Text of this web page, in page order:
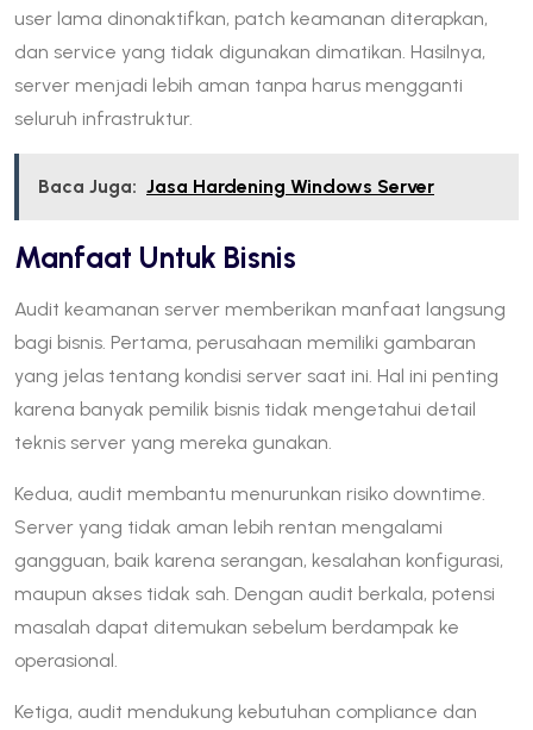
user lama dinonaktifkan, patch keamanan diterapkan,
dan service yang tidak digunakan dimatikan. Hasilnya,
server menjadi lebih aman tanpa harus mengganti
seluruh infrastruktur.
Baca Juga: Jasa Hardening Windows Server
Manfaat Untuk Bisnis
Audit keamanan server memberikan manfaat langsung
bagi bisnis. Pertama, perusahaan memiliki gambaran
yang jelas tentang kondisi server saat ini. Hal ini penting
karena banyak pemilik bisnis tidak mengetahui detail
teknis server yang mereka gunakan.
Kedua, audit membantu menurunkan risiko downtime.
Server yang tidak aman lebih rentan mengalami
gangguan, baik karena serangan, kesalahan konfigurasi,
maupun akses tidak sah. Dengan audit berkala, potensi
masalah dapat ditemukan sebelum berdampak ke
operasional.
Ketiga, audit mendukung kebutuhan compliance dan